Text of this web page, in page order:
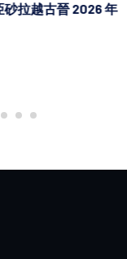
越古晉 2026 年